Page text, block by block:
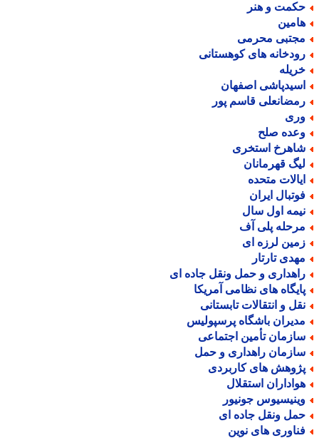
و هنر
محرمی
های کوهستانی
اصفهان
قاسم پور
صلح
استخری
قهرمانان
متحده
ایران
اول سال
پلی آف
لرزه ای
تارتار
و حمل ونقل جاده ای
های نظامی آمریکا
و انتقالات تابستانی
باشگاه پرسپولیس
تأمین اجتماعی
راهداری و حمل
های کاربردی
استقلال
جونیور
ونقل جاده ای
های نوین